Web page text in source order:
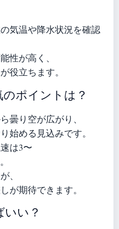
気温や降水状況を確認
性が高く、
役立ちます。
ポイントは？
曇り空が広がり、
始める見込みです。
は3〜
、
が期待できます。
いい？